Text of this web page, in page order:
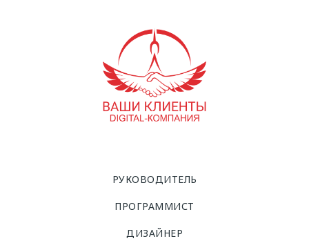
РУКОВОДИТЕЛЬ
ПРОГРАММИСТ
ДИЗАЙНЕР